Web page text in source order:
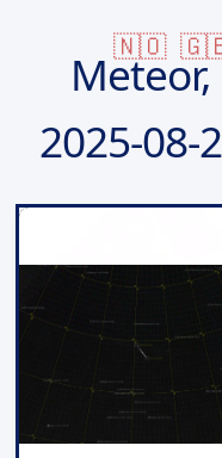
🇳🇴
2025-08-